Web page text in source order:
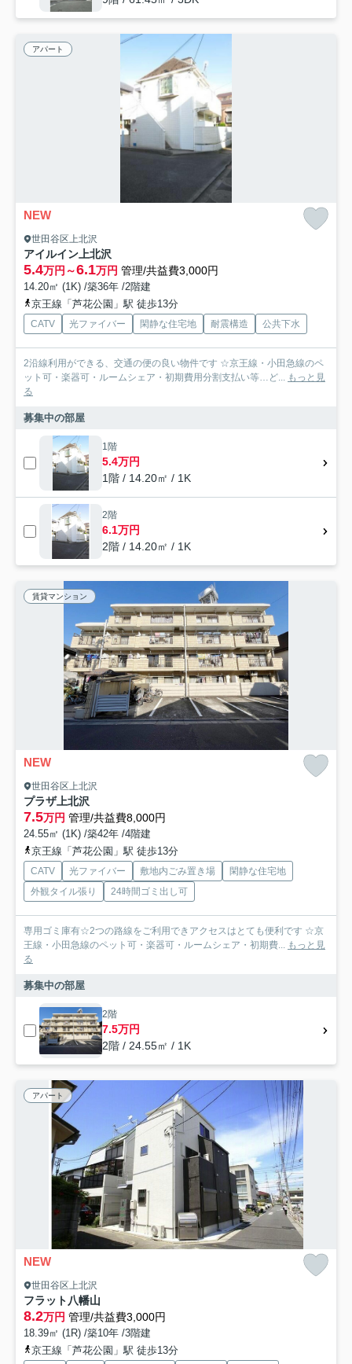
アパート
NEW
世田谷区上北沢
アイルイン上北沢
5.4万円～6.1万円 管理/共益費3,000円
14.20㎡ (1K) /築36年 /2階建
京王線「芦花公園」駅 徒歩13分
CATV 光ファイバー 閑静な住宅地 耐震構造 公共下水
2沿線利用ができる、交通の便の良い物件です ☆京王線・小田急線のペ
ット可・楽器可・ルームシェア・初期費用分割支払い等…ど... もっと見
る
募集中の部屋
1階
5.4万円
1階 / 14.20㎡ / 1K
2階
6.1万円
2階 / 14.20㎡ / 1K
賃貸マンション
NEW
世田谷区上北沢
プラザ上北沢
7.5万円 管理/共益費8,000円
24.55㎡ (1K) /築42年 /4階建
京王線「芦花公園」駅 徒歩13分
CATV 光ファイバー 敷地内ごみ置き場
閑静な住宅地
外観タイル張り
24時間ゴミ出し可
専用ゴミ庫有☆2つの路線をご利用できアクセスはとても便利です ☆京
王線・小田急線のペット可・楽器可・ルームシェア・初期費... もっと見
る
募集中の部屋
2階
7.5万円
2階 / 24.55㎡ / 1K
アパート
NEW
世田谷区上北沢
フラット八幡山
8.2万円 管理/共益費3,000円
18.39㎡ (1R) /築10年 /3階建
京王線「芦花公園」駅 徒歩13分